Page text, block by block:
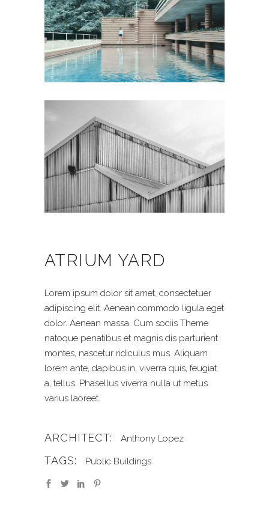
ATRIUM YARD
Lorem ipsum dolor sit amet, consectetuer
adipiscing elit. Aenean commodo ligula eget
dolor. Aenean massa. Cum sociis Theme
natoque penatibus et magnis dis parturient
montes, nascetur ridiculus mus. Aliquam
lorem ante, dapibus in, viverra quis, feugiat
a, tellus. Phasellus viverra nulla ut metus
varius laoreet.
ARCHITECT: Anthony Lopez
TAGS: Public Buildings